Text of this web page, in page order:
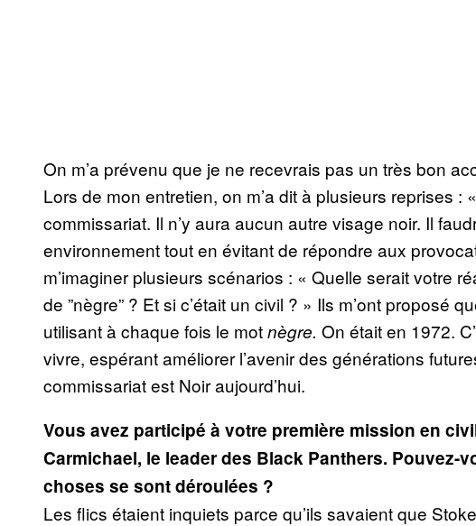
On m’a prévenu que je ne recevrais pas un très bon
Lors de mon entretien, on m’a dit à plusieurs reprises :
commissariat. Il n’y aura aucun autre visage noir. Il
environnement tout en évitant de répondre aux
m’imaginer plusieurs scénarios : « Quelle serait votre
de ”nègre” ? Et si c’était un civil ? » Ils m’ont proposé
utilisant à chaque fois le motnègre. On était en 1972.
vivre, espérant améliorer l’avenir des générations
commissariat est Noir aujourd’hui.
Vous avez participé à votre première mission en
Carmichael, le leader des Black Panthers. Pouvez-
choses se sont déroulées ?
Les flics étaient inquiets parce qu’ils savaient que